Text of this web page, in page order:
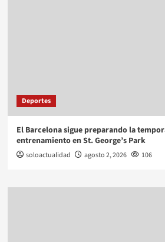
Deportes
El Barcelona sigue preparando la
entrenamiento en St. George’s Park
soloactualidad agosto 2, 2026 106